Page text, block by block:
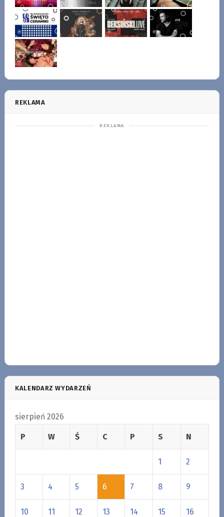
REKLAMA
KALENDARZ WYDARZEŃ
sierpień 2026
P W Ś C P S N
1 2
3 4 5 6 7 8 9
10 11 12 13 14 15 16